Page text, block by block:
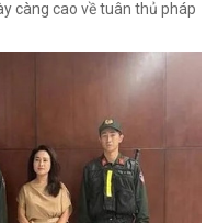
càng cao về tuân thủ pháp